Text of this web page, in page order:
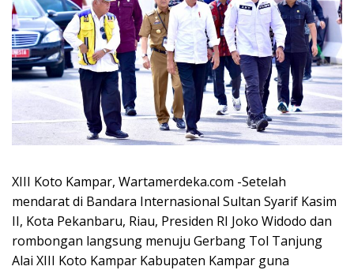
XIII Koto Kampar, Wartamerdeka.com -Setelah
mendarat di Bandara Internasional Sultan Syarif Kasim
II, Kota Pekanbaru, Riau, Presiden RI Joko Widodo dan
rombongan langsung menuju Gerbang Tol Tanjung
Alai XIII Koto Kampar Kabupaten Kampar guna